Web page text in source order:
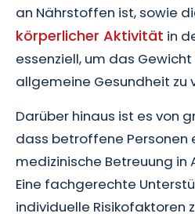
an Nährstoffen ist, sowie
körperlicher Aktivität in
essenziell, um das
allgemeine Gesundheit zu
Darüber hinaus ist es von
dass betroffene Personen
medizinische Betreuung in
Eine fachgerechte
individuelle Risikofaktoren